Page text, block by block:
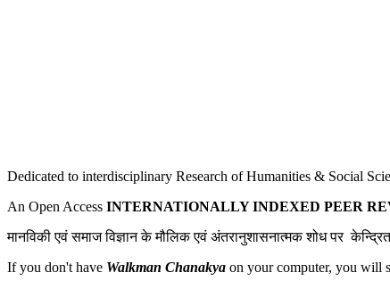
Dedicated to interdisciplinary Research of Humanities & Social
An Open Access INTERNATIONALLY INDEXED PEER
मानविकी एवं समाज विज्ञान के मौलिक एवं अंतरानुशासनात्मक शोध पर
If you don't have Walkman Chanakya on your computer, you will